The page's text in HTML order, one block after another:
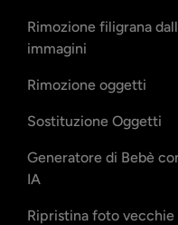
Rimozione filigrana
immagini
Rimozione oggetti
Sostituzione Oggetti
Generatore di Bebè
IA
Ripristina foto vecchie